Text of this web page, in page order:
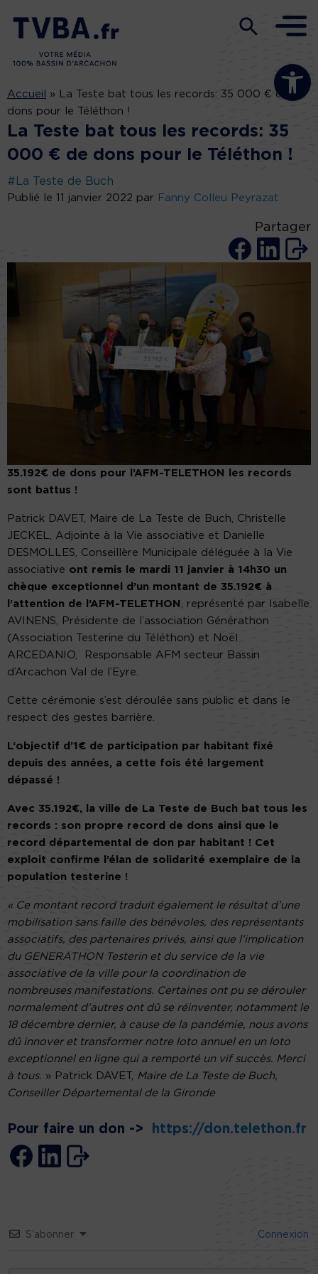
Ouvrir la
Accueil »
La Teste bat tous les records: 35 000 € de
dons pour le Téléthon !
La Teste bat tous les records: 35
000 € de dons pour le Téléthon !
#La Teste de Buch
Publié le 11 janvier 2022 par Fanny Colleu Peyrazat
Partager
35.192€ de dons pour l’AFM-TELETHON les records
sont battus !
Patrick DAVET, Maire de La Teste de Buch, Christelle
JECKEL, Adjointe à la Vie associative et Danielle
DESMOLLES, Conseillère Municipale déléguée à la Vie
associative ont remis le mardi 11 janvier à 14h30 un
chèque exceptionnel d’un montant de 35.192€ à
l’attention de l’AFM-TELETHON , représenté par Isabelle
AVINENS, Présidente de l’association Générathon
(Association Testerine du Téléthon) et Noël
ARCEDANIO, Responsable AFM secteur Bassin
d’Arcachon Val de l’Eyre.
Cette cérémonie s’est déroulée sans public et dans le
respect des gestes barrière.
L‘objectif d’1€ de participation par habitant fixé
depuis des années, a cette fois été largement
dépassé !
Avec 35.192€,
la ville de La Teste de Buch bat tous les
records : son propre record de dons ainsi que le
record départemental de don par habitant ! Cet
exploit confirme l’élan de solidarité exemplaire de la
population testerine !
« Ce montant record traduit également le résultat d’une
mobilisation sans faille des bénévoles, des représentants
associatifs, des partenaires privés, ainsi que l’implication
du GENERATHON Testerin et du service de la vie
associative de la ville pour la coordination de
nombreuses manifestations. Certaines ont pu se dérouler
normalement d’autres ont dû se réinventer, notamment le
18 décembre dernier, à cause de la pandémie, nous avons
dû innover et transformer notre loto annuel en un loto
exceptionnel en ligne qui a remporté un vif succès. Merci
à tous. » Patrick DAVET, Maire de La Teste de Buch,
Conseiller Départemental de la Gironde
Pour faire un don -> https://don.telethon.fr
S’abonner Connexion